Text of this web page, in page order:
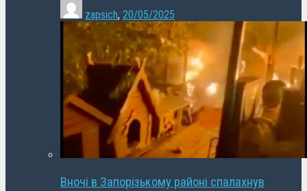
zapsich, 20/05/2025
Вночі в Запорізькому районі спалахнув